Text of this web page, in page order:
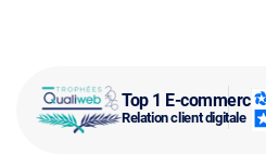
Top 1 E-commerce
Relation client digitale